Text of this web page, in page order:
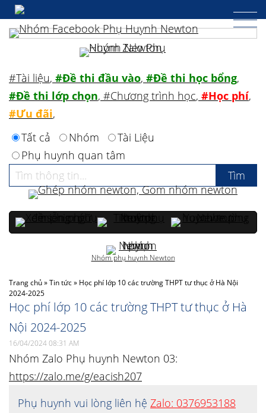
Trang chủ»Tin tức» Học phí lớp 10 các trường THPT tư thục ở Hà Nội
2024-2025
Học phí lớp 10 các trường THPT tư thục ở Hà
Nội 2024-2025
16/04/2024 08:31 AM
Nhóm Zalo Phụ huynh Newton 03:
https://zalo.me/g/eacish207
Phụ huynh vui lòng liên hệ Zalo: 0376953188
#Tài liệu, #Đề thi đầu vào, #Đề thi học bổng,
#Đề thi lớp chọn, #Chương trình học, #Học phí,
#Ưu đãi,
Tất cả
Nhóm
Tài Liệu
Phụ huynh quan tâm
Nhóm phụ huynh Newton